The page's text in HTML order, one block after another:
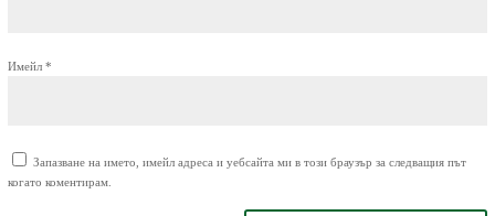
Имейл *
Запазване на името, имейл адреса и уебсайта ми в този браузър за следващия път
когато коментирам.